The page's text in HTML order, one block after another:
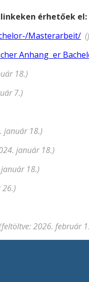
érhetőek el:
Masterarbeit/
Anhang er
18.)
7.)
január 18.)
január 18.)
január 18.)
26.)
2026. február